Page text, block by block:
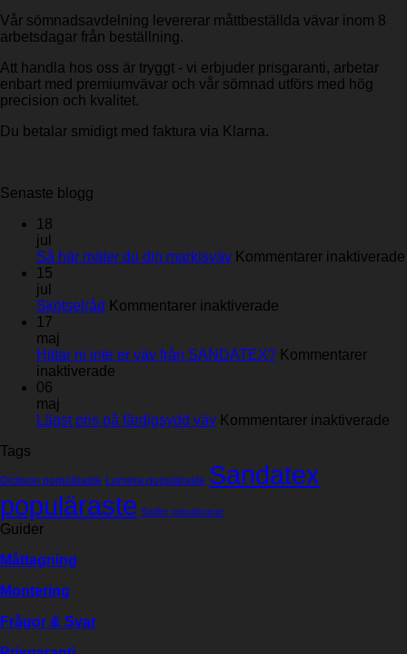
Vår sömnadsavdelning levererar måttbeställda vävar inom 8
arbetsdagar från beställning.
Att handla hos oss är tryggt - vi erbjuder prisgaranti, arbetar
enbart med premiumvävar och vår sömnad utförs med hög
precision och kvalitet.
Du betalar smidigt med faktura via Klarna.
Senaste blogg
18
jul
Så här mäter du din markisväv Kommentarer inaktiverade
15
jul
Skötselråd Kommentarer inaktiverade
17
maj
Hittar ni inte er väv från SANDATEX? Kommentarer
inaktiverade
inte
SANDATEX?
06
maj
Lägst pris på färdigsydd väv Kommentarer inaktiverade
Tags
Dickson populäraste Lumera populäraste Sandatex
populäraste Sattler populäraste
Guider
Måttagning
Montering
Frågor & Svar